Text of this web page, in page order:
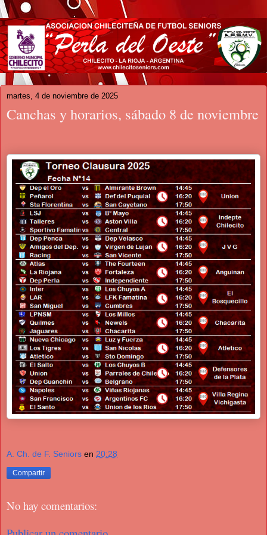
martes, 4 de noviembre de 2025
Canchas y horarios, sábado 8 de noviembre
A. Ch. de F. Seniors en 20:28
Compartir
No hay comentarios: